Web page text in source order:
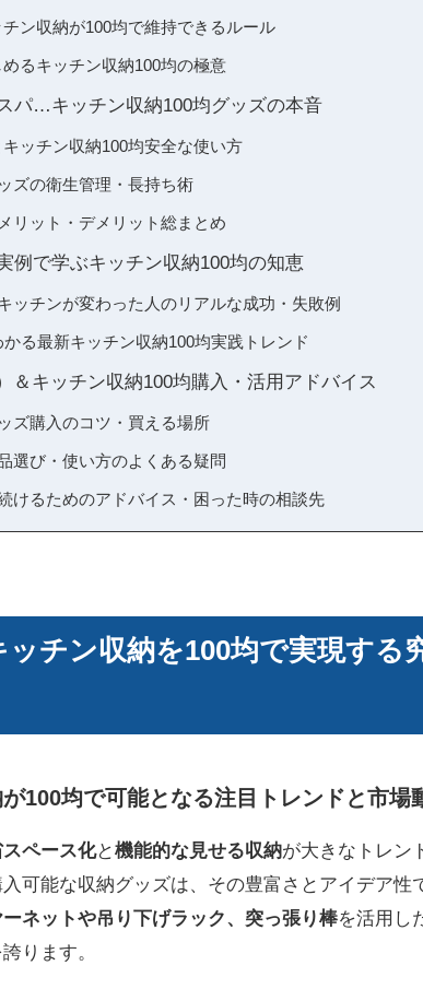
ン収納が100均で維持できるルール
るキッチン収納100均の極意
パ…キッチン収納100均グッズの本音
ッチン収納100均安全な使い方
ズの衛生管理・長持ち術
リット・デメリット総まとめ
例で学ぶキッチン収納100均の知恵
ッチンが変わった人のリアルな成功・失敗例
る最新キッチン収納100均実践トレンド
＆キッチン収納100均購入・活用アドバイス
ズ購入のコツ・買える場所
選び・使い方のよくある疑問
けるためのアドバイス・困った時の相談先
ッチン収納を100均で実現する
100均で可能となる注目トレンドと市場
ペース化と機能的な見せる収納が大きなトレン
可能な収納グッズは、その豊富さとアイデア性
ーネットや吊り下げラック、突っ張り棒を活用し
ります。